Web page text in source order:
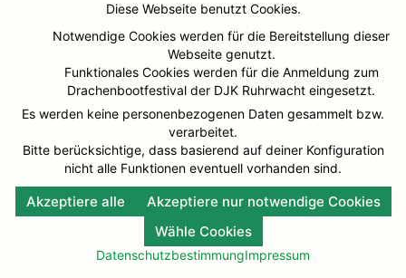
Diese Webseite benutzt Cookies.
Notwendige Cookies werden für die Bereitstellung dieser
Webseite genutzt.
Funktionales Cookies werden für die Anmeldung zum
Drachenbootfestival der DJK Ruhrwacht eingesetzt.
Es werden keine personenbezogenen Daten gesammelt bzw.
verarbeitet.
Bitte berücksichtige, dass basierend auf deiner Konfiguration
nicht alle Funktionen eventuell vorhanden sind.
Akzeptiere alle
Akzeptiere nur notwendige Cookies
Wähle Cookies
DatenschutzbestimmungImpressum